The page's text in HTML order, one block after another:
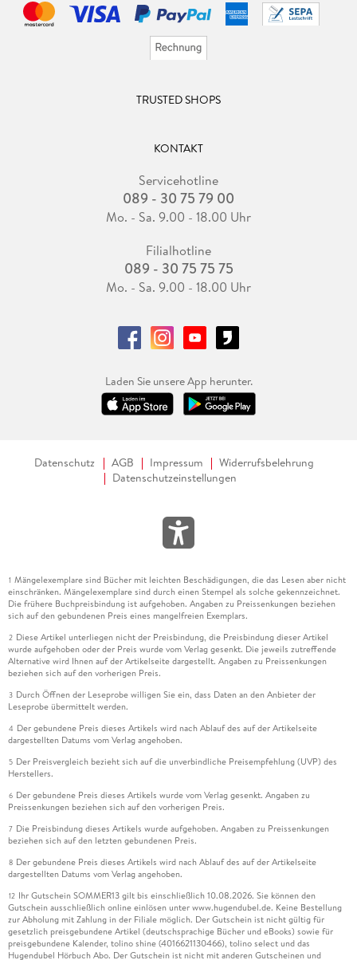
TRUSTED SHOPS
KONTAKT
Servicehotline
089 - 30 75 79 00
Mo. - Sa. 9.00 - 18.00 Uhr
Filialhotline
089 - 30 75 75 75
Mo. - Sa. 9.00 - 18.00 Uhr
Laden Sie unsere App herunter.
Datenschutz AGB Impressum
Widerrufsbelehrung
Datenschutzeinstellungen
1 Mängelexemplare sind Bücher mit leichten Beschädigungen, die das Lesen aber nicht
einschränken. Mängelexemplare sind durch einen Stempel als solche gekennzeichnet.
Die frühere Buchpreisbindung ist aufgehoben. Angaben zu Preissenkungen beziehen
sich auf den gebundenen Preis eines mangelfreien Exemplars.
2 Diese Artikel unterliegen nicht der Preisbindung, die Preisbindung dieser Artikel
wurde aufgehoben oder der Preis wurde vom Verlag gesenkt. Die jeweils zutreffende
Alternative wird Ihnen auf der Artikelseite dargestellt. Angaben zu Preissenkungen
beziehen sich auf den vorherigen Preis.
3 Durch Öffnen der Leseprobe willigen Sie ein, dass Daten an den Anbieter der
Leseprobe übermittelt werden.
4 Der gebundene Preis dieses Artikels wird nach Ablauf des auf der Artikelseite
dargestellten Datums vom Verlag angehoben.
5 Der Preisvergleich bezieht sich auf die unverbindliche Preisempfehlung (UVP) des
Herstellers.
6 Der gebundene Preis dieses Artikels wurde vom Verlag gesenkt. Angaben zu
Preissenkungen beziehen sich auf den vorherigen Preis.
7 Die Preisbindung dieses Artikels wurde aufgehoben. Angaben zu Preissenkungen
beziehen sich auf den letzten gebundenen Preis.
8 Der gebundene Preis dieses Artikels wird nach Ablauf des auf der Artikelseite
dargestellten Datums vom Verlag angehoben.
12 Ihr Gutschein SOMMER13 gilt bis einschließlich 10.08.2026. Sie können den
Gutschein ausschließlich online einlösen unter www.hugendubel.de. Keine Bestellung
zur Abholung mit Zahlung in der Filiale möglich. Der Gutschein ist nicht gültig für
gesetzlich preisgebundene Artikel (deutschsprachige Bücher und eBooks) sowie für
preisgebundene Kalender, tolino shine (4016621130466), tolino select und das
Hugendubel Hörbuch Abo. Der Gutschein ist nicht mit anderen Gutscheinen und